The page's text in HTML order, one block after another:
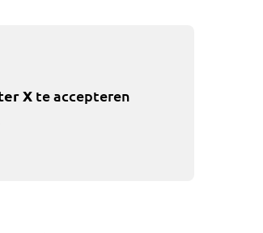
Xte accepteren